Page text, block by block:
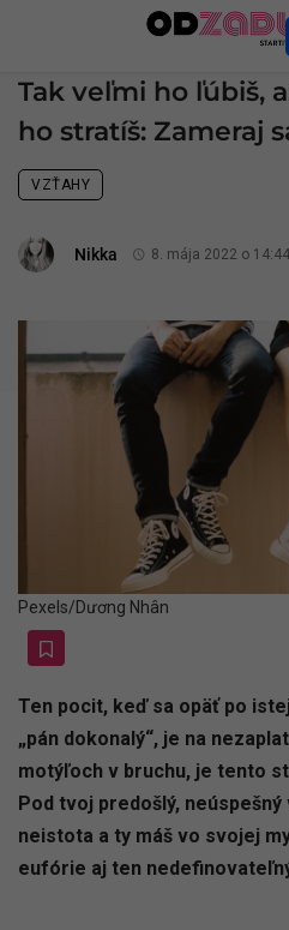
Tak veľmi ho ľúbiš,
ho stratíš: Zameraj
VZŤAHY
Nikka 8. mája 2022 o 14:44
Pexels/Dương Nhân
Ten pocit, keď sa opäť po
„pán dokonalý“, je na
motýľoch v bruchu, je tento
Pod tvoj predošlý,
neistota a ty máš vo svojej
eufórie aj ten